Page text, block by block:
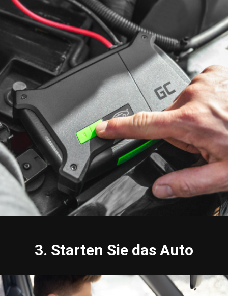
3. Starten Sie das Auto